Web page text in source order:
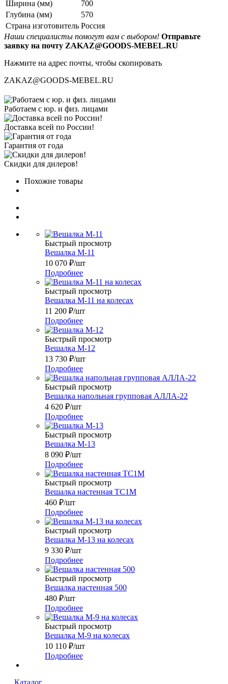
Ширина (мм)
700
Глубина (мм)
570
Страна изготовитель Россия
Наши специалисты помогут вам с выбором! Отправьте
заявку на почту ZAKAZ@GOODS-MEBEL.RU
Нажмите на адрес почты, чтобы скопировать
ZAKAZ@GOODS-MEBEL.RU
Работаем с юр. и физ. лицами
Доставка всей по России!
Гарантия от года
Скидки для дилеров!
Похожие товары
Быстрый просмотр
Вешалка М-11
10 070 ₽/шт
Подробнее
Быстрый просмотр
Вешалка М-11 на колесах
11 200 ₽/шт
Подробнее
Быстрый просмотр
Вешалка М-12
13 730 ₽/шт
Подробнее
Быстрый просмотр
Вешалка напольная групповая АЛЛА-22
4 620 ₽/шт
Подробнее
Быстрый просмотр
Вешалка М-13
8 090 ₽/шт
Подробнее
Быстрый просмотр
Вешалка настенная ТС1М
460 ₽/шт
Подробнее
Быстрый просмотр
Вешалка М-13 на колесах
9 330 ₽/шт
Подробнее
Быстрый просмотр
Вешалка настенная 500
480 ₽/шт
Подробнее
Быстрый просмотр
Вешалка М-9 на колесах
10 110 ₽/шт
Подробнее
Каталог